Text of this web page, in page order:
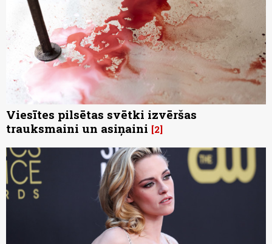
Viesītes pilsētas svētki izvēršas
trauksmaini un asiņaini 2